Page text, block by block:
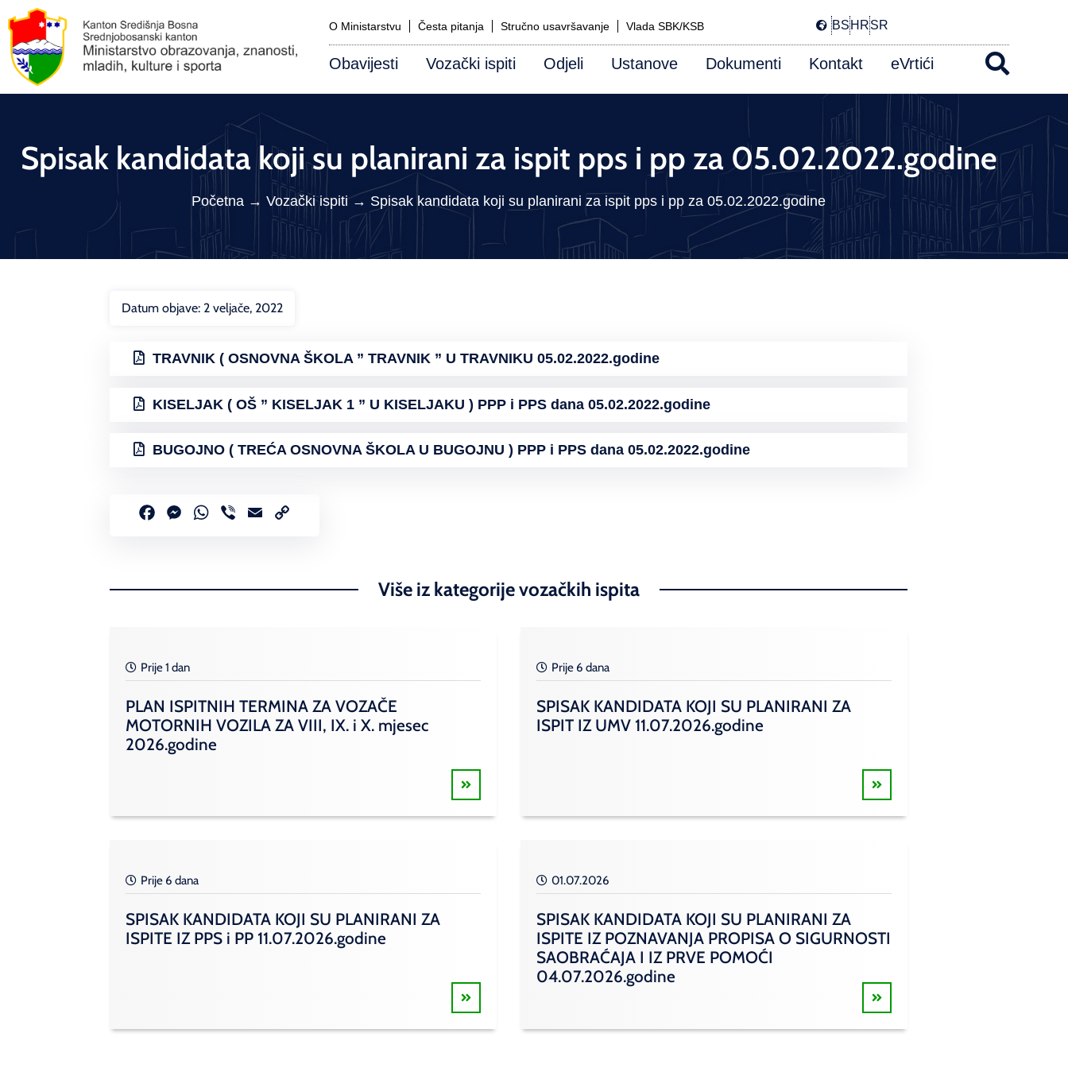
O Ministarstvu Česta pitanja Stručno usavršavanje Vlada SBK/KSB BSHRSR
Obavijesti Vozački ispiti Odjeli Ustanove Dokumenti Kontakt eVrtići
Spisak kandidata koji su planirani za ispit pps i pp za 05.02.2022.godine
Početna → Vozački ispiti→ Spisak kandidata koji su planirani za ispit pps i pp za 05.02.2022.godine
Datum objave: 2 veljače, 2022
TRAVNIK ( OSNOVNA ŠKOLA ” TRAVNIK ” U TRAVNIKU 05.02.2022.godine
KISELJAK ( OŠ ” KISELJAK 1 ” U KISELJAKU ) PPP i PPS dana 05.02.2022.godine
BUGOJNO ( TREĆA OSNOVNA ŠKOLA U BUGOJNU ) PPP i PPS dana 05.02.2022.godine
FacebookMessenger
WhatsApp
Viber Email
Više iz kategorije vozačkih ispita
Prije 1 dan
PLAN ISPITNIH TERMINA ZA VOZAČE
MOTORNIH VOZILA ZA VIII, IX. i X. mjesec
2026.godine
Prije 6 dana
SPISAK KANDIDATA KOJI SU PLANIRANI ZA
ISPIT IZ UMV 11.07.2026.godine
Prije 6 dana
SPISAK KANDIDATA KOJI SU PLANIRANI ZA
ISPITE IZ PPS i PP 11.07.2026.godine
01.07.2026
SPISAK KANDIDATA KOJI SU PLANIRANI ZA
ISPITE IZ POZNAVANJA PROPISA O SIGURNOSTI
SAOBRAĆAJA I IZ PRVE POMOĆI
04.07.2026.godine